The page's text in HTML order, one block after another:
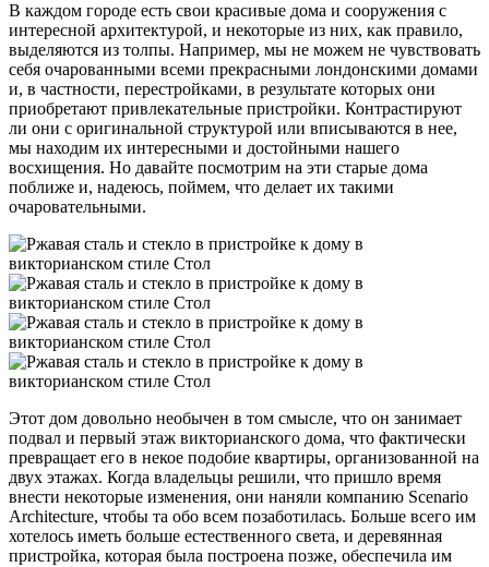
В каждом городе есть свои красивые дома и сооружения с
интересной архитектурой, и некоторые из них, как правило,
выделяются из толпы. Например, мы не можем не чувствовать
себя очарованными всеми прекрасными лондонскими домами
и, в частности, перестройками, в результате которых они
приобретают привлекательные пристройки. Контрастируют
ли они с оригинальной структурой или вписываются в нее,
мы находим их интересными и достойными нашего
восхищения. Но давайте посмотрим на эти старые дома
поближе и, надеюсь, поймем, что делает их такими
очаровательными.
Этот дом довольно необычен в том смысле, что он занимает
подвал и первый этаж викторианского дома, что фактически
превращает его в некое подобие квартиры, организованной на
двух этажах. Когда владельцы решили, что пришло время
внести некоторые изменения, они наняли компанию Scenario
Architecture, чтобы та обо всем позаботилась. Больше всего им
хотелось иметь больше естественного света, и деревянная
пристройка, которая была построена позже, обеспечила им